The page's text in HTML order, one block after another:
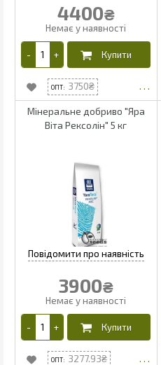
4400₴
3750
Мінеральне добриво "Яра
Віта Рексолін" 5 кг
3900₴
3277.93